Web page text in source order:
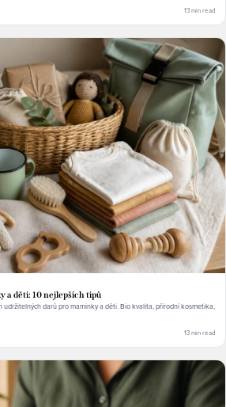
13 min read
a děti: 10 nejlepších tipů
udržitelných darů pro maminky a děti. Bio kvalita, přírodní kosmetika,
13 min read